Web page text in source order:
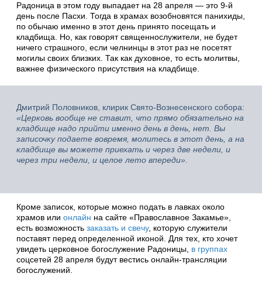
Радоница в этом году выпадает на 28 апреля — это 9-й
день после Пасхи. Тогда в храмах возобновятся панихиды,
по обычаю именно в этот день принято посещать и
кладбища. Но, как говорят священнослужители, не будет
ничего страшного, если челнинцы в этот раз не посетят
могилы своих близких. Так как духовное, то есть молитвы,
важнее физического присутствия на кладбище.
Дмитрий Половников, клирик Свято-Вознесенского собора:
«Церковь вообще не ставит, что прямо обязательно на
кладбище надо прийти именно день в день, нет. Вы
записочку подаете вовремя, молитесь в этот день, а на
кладбище вы можете приехать и через две недели, и
через три недели, и целое лето впереди».
Кроме записок, которые можно подать в лавках около
храмов или онлайн на сайте «Православное Закамье»,
есть возможность заказать и свечу, которую служители
поставят перед определенной иконой. Для тех, кто хочет
увидеть церковное богослужение Радоницы, в группах
соцсетей 28 апреля будут вестись онлайн-трансляции
богослужений.